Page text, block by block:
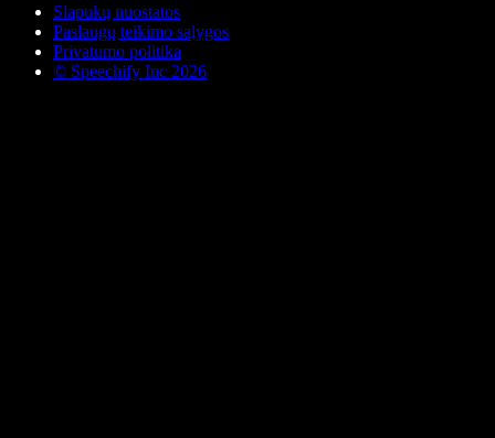
Slapukų nuostatos
Paslaugų teikimo sąlygos
Privatumo politika
© Speechify Inc 2026